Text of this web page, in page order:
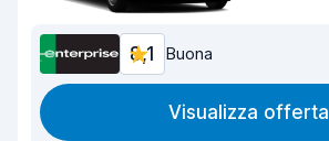
8,1 Buona
Visualizza offerta